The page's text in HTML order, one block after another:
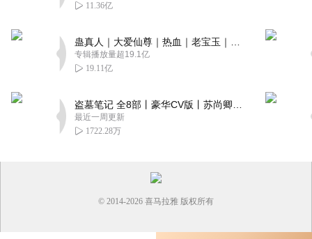
11.36亿
专辑播放量超19.1亿
19.11亿
最近一周更新
1722.28万
© 2014-2026 喜马拉雅 版权所有